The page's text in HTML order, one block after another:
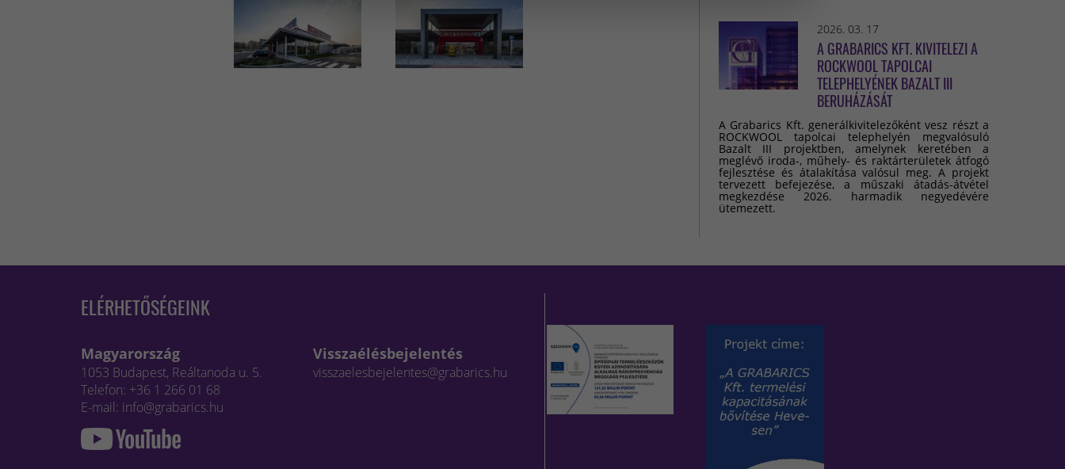
2026. 03. 17
A GRABARICS KFT. KIVITELEZI A
ROCKWOOL TAPOLCAI
TELEPHELYÉNEK BAZALT III
BERUHÁZÁSÁT
A Grabarics Kft. generálkivitelezőként vesz részt a
ROCKWOOL tapolcai telephelyén megvalósuló
Bazalt III projektben, amelynek keretében a
meglévő iroda-, műhely- és raktárterületek átfogó
fejlesztése és átalakítása valósul meg. A projekt
tervezett befejezése, a műszaki átadás-átvétel
megkezdése 2026. harmadik negyedévére
ütemezett.
ELÉRHETŐSÉGEINK
Magyarország
1053 Budapest, Reáltanoda u. 5.
Telefon: +36 1 266 01 68
E-mail: info@grabarics.hu
Visszaélésbejelentés
visszaelesbejelentes@grabarics.hu